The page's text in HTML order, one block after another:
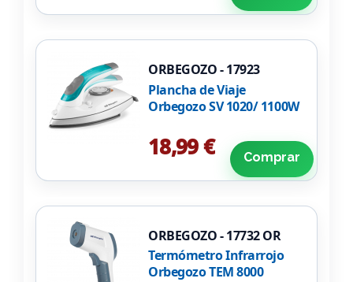
ORBEGOZO - 17923
Plancha de Viaje
Orbegozo SV 1020/ 1100W
18,99 € Comprar
ORBEGOZO - 17732 OR
Termómetro Infrarrojo
Orbegozo TEM 8000